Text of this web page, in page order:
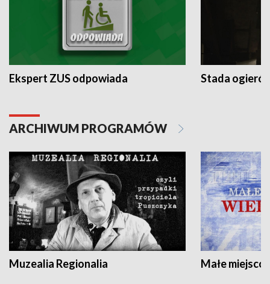
Ekspert ZUS odpowiada Stada
ARCHIWUM PROGRAMÓW
Muzealia Regionalia Małe